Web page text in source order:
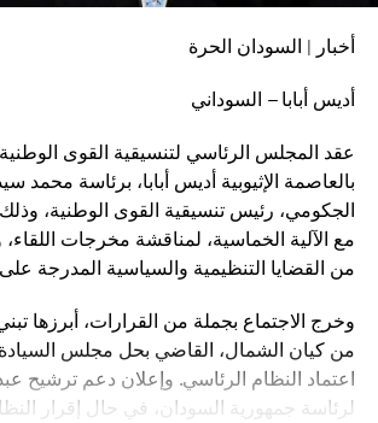
أخبار | السودان الحرة
أديس أبابا – السوداني
عقد المجلس الرئاسي لتنسيقية القوى
بالعاصمة الإثيوبية أديس أبابا، برئاسة محمد
الجكومي، رئيس تنسيقية القوى الوطنية،
مع الآلية الخماسية، لمناقشة مخرجات
من القضايا التنظيمية والسياسية المدرجة
وخرج الاجتماع بجملة من القرارات، أبرزها
من كيان الشمال، القاضي بحل مجلس السيادة
اعتماد النظام الرئاسي. وإعلان دعم ترشيح
لرئاسة جمهورية السودان، في حال إقرار